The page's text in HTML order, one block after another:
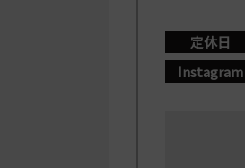
定休日
Instagram